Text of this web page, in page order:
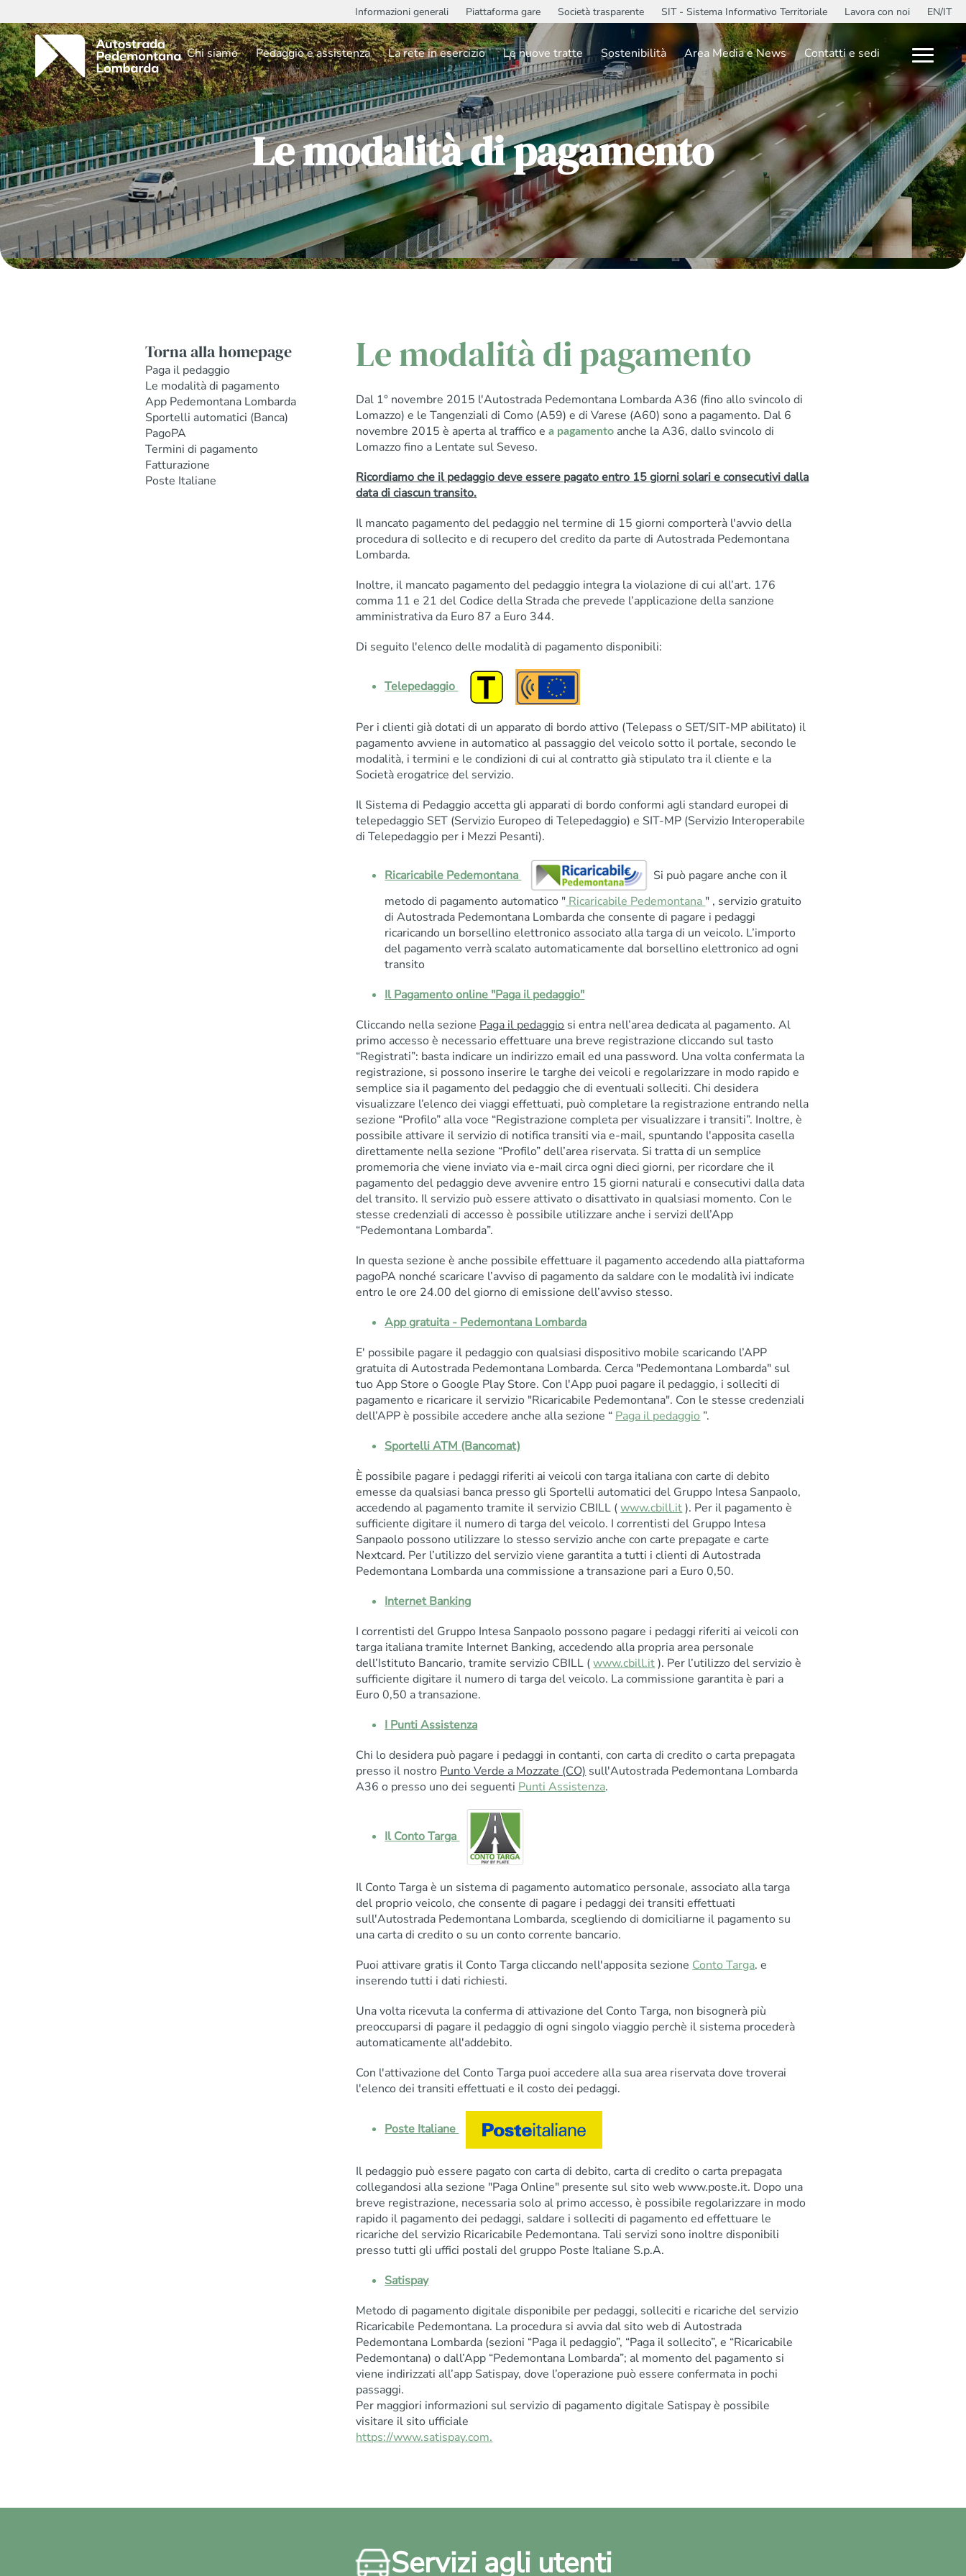
Informazioni generali Piattaforma gare Società trasparente SIT - Sistema Informativo Territoriale Lavora con noi EN/IT
Chi siamo Pedaggio e assistenza La rete in esercizio Le nuove tratte Sostenibilità Area Media e News Contatti e sedi
Le modalità di pagamento
Torna alla homepage
Paga il pedaggio
Le modalità di pagamento
App Pedemontana Lombarda
Sportelli automatici (Banca)
PagoPA
Termini di pagamento
Fatturazione
Poste Italiane
Le modalità di pagamento
Dal 1° novembre 2015 l'Autostrada Pedemontana Lombarda A36 (fino allo svincolo di
Lomazzo) e le Tangenziali di Como (A59) e di Varese (A60) sono a pagamento. Dal 6
novembre 2015 è aperta al traffico ea pagamento anche la A36, dallo svincolo di
Lomazzo fino a Lentate sul Seveso.
Ricordiamo che il pedaggio deve essere pagato entro 15 giorni solari e consecutivi dalla
data di ciascun transito.
Il mancato pagamento del pedaggio nel termine di 15 giorni comporterà l'avvio della
procedura di sollecito e di recupero del credito da parte di Autostrada Pedemontana
Lombarda.
Inoltre, il mancato pagamento del pedaggio integra la violazione di cui all’art. 176
comma 11 e 21 del Codice della Strada che prevede l’applicazione della sanzione
amministrativa da Euro 87 a Euro 344.
Di seguito l'elenco delle modalità di pagamento disponibili:
Telepedaggio
Per i clienti già dotati di un apparato di bordo attivo (Telepass o SET/SIT-MP abilitato) il
pagamento avviene in automatico al passaggio del veicolo sotto il portale, secondo le
modalità, i termini e le condizioni di cui al contratto già stipulato tra il cliente e la
Società erogatrice del servizio.
Il Sistema di Pedaggio accetta gli apparati di bordo conformi agli standard europei di
telepedaggio SET (Servizio Europeo di Telepedaggio) e SIT-MP (Servizio Interoperabile
di Telepedaggio per i Mezzi Pesanti).
Ricaricabile Pedemontana
Si può pagare anche con il
metodo di pagamento automatico " Ricaricabile Pedemontana " , servizio gratuito
di Autostrada Pedemontana Lombarda che consente di pagare i pedaggi
ricaricando un borsellino elettronico associato alla targa di un veicolo. L’importo
del pagamento verrà scalato automaticamente dal borsellino elettronico ad ogni
transito
Il Pagamento online "Paga il pedaggio"
Cliccando nella sezione Paga il pedaggio si entra nell’area dedicata al pagamento. Al
primo accesso è necessario effettuare una breve registrazione cliccando sul tasto
“Registrati”: basta indicare un indirizzo email ed una password. Una volta confermata la
registrazione, si possono inserire le targhe dei veicoli e regolarizzare in modo rapido e
semplice sia il pagamento del pedaggio che di eventuali solleciti. Chi desidera
visualizzare l’elenco dei viaggi effettuati, può completare la registrazione entrando nella
sezione “Profilo” alla voce “Registrazione completa per visualizzare i transiti”. Inoltre, è
possibile attivare il servizio di notifica transiti via e-mail, spuntando l'apposita casella
direttamente nella sezione “Profilo” dell’area riservata. Si tratta di un semplice
promemoria che viene inviato via e-mail circa ogni dieci giorni, per ricordare che il
pagamento del pedaggio deve avvenire entro 15 giorni naturali e consecutivi dalla data
del transito. Il servizio può essere attivato o disattivato in qualsiasi momento. Con le
stesse credenziali di accesso è possibile utilizzare anche i servizi dell’App
“Pedemontana Lombarda”.
In questa sezione è anche possibile effettuare il pagamento accedendo alla piattaforma
pagoPA nonché scaricare l’avviso di pagamento da saldare con le modalità ivi indicate
entro le ore 24.00 del giorno di emissione dell’avviso stesso.
App gratuita - Pedemontana Lombarda
E' possibile pagare il pedaggio con qualsiasi dispositivo mobile scaricando l’APP
gratuita di Autostrada Pedemontana Lombarda. Cerca "Pedemontana Lombarda" sul
tuo App Store o Google Play Store. Con l'App puoi pagare il pedaggio, i solleciti di
pagamento e ricaricare il servizio "Ricaricabile Pedemontana". Con le stesse credenziali
dell’APP è possibile accedere anche alla sezione “ Paga il pedaggio ”.
Sportelli ATM (Bancomat)
È possibile pagare i pedaggi riferiti ai veicoli con targa italiana con carte di debito
emesse da qualsiasi banca presso gli Sportelli automatici del Gruppo Intesa Sanpaolo,
accedendo al pagamento tramite il servizio CBILL (www.cbill.it). Per il pagamento è
sufficiente digitare il numero di targa del veicolo. I correntisti del Gruppo Intesa
Sanpaolo possono utilizzare lo stesso servizio anche con carte prepagate e carte
Nextcard. Per l’utilizzo del servizio viene garantita a tutti i clienti di Autostrada
Pedemontana Lombarda una commissione a transazione pari a Euro 0,50.
Internet Banking
I correntisti del Gruppo Intesa Sanpaolo possono pagare i pedaggi riferiti ai veicoli con
targa italiana tramite Internet Banking, accedendo alla propria area personale
dell’Istituto Bancario, tramite servizio CBILL (www.cbill.it). Per l’utilizzo del servizio è
sufficiente digitare il numero di targa del veicolo. La commissione garantita è pari a
Euro 0,50 a transazione.
I Punti Assistenza
Chi lo desidera può pagare i pedaggi in contanti, con carta di credito o carta prepagata
presso il nostro Punto Verde a Mozzate (CO) sull'Autostrada Pedemontana Lombarda
A36 o presso uno dei seguenti Punti Assistenza.
Il Conto Targa
Il Conto Targa è un sistema di pagamento automatico personale, associato alla targa
del proprio veicolo, che consente di pagare i pedaggi dei transiti effettuati
sull'Autostrada Pedemontana Lombarda, scegliendo di domiciliarne il pagamento su
una carta di credito o su un conto corrente bancario.
Puoi attivare gratis il Conto Targa cliccando nell'apposita sezione Conto Targa. e
inserendo tutti i dati richiesti.
Una volta ricevuta la conferma di attivazione del Conto Targa, non bisognerà più
preoccuparsi di pagare il pedaggio di ogni singolo viaggio perchè il sistema procederà
automaticamente all'addebito.
Con l'attivazione del Conto Targa puoi accedere alla sua area riservata dove troverai
l'elenco dei transiti effettuati e il costo dei pedaggi.
Poste Italiane
Il pedaggio può essere pagato con carta di debito, carta di credito o carta prepagata
collegandosi alla sezione "Paga Online" presente sul sito web www.poste.it. Dopo una
breve registrazione, necessaria solo al primo accesso, è possibile regolarizzare in modo
rapido il pagamento dei pedaggi, saldare i solleciti di pagamento ed effettuare le
ricariche del servizio Ricaricabile Pedemontana. Tali servizi sono inoltre disponibili
presso tutti gli uffici postali del gruppo Poste Italiane S.p.A.
Satispay
Metodo di pagamento digitale disponibile per pedaggi, solleciti e ricariche del servizio
Ricaricabile Pedemontana. La procedura si avvia dal sito web di Autostrada
Pedemontana Lombarda (sezioni “Paga il pedaggio”, “Paga il sollecito”, e “Ricaricabile
Pedemontana) o dall’App “Pedemontana Lombarda”; al momento del pagamento si
viene indirizzati all’app Satispay, dove l’operazione può essere confermata in pochi
passaggi.
Per maggiori informazioni sul servizio di pagamento digitale Satispay è possibile
visitare il sito ufficiale
https://www.satispay.com.
Servizi agli utenti